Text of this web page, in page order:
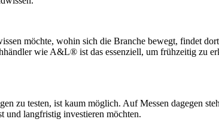
möchte, wohin sich die Branche bewegt, findet
wie A&L® ist das essenziell, um frühzeitig zu
zu testen, ist kaum möglich. Auf Messen dagegen
und langfristig investieren möchten.